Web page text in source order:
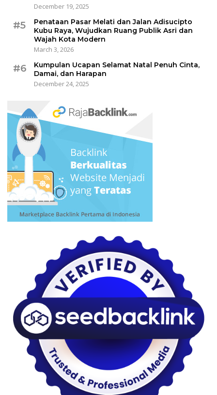
December 19, 2025
#5
Penataan Pasar Melati dan Jalan Adisucipto
Kubu Raya, Wujudkan Ruang Publik Asri dan
Wajah Kota Modern
March 3, 2026
#6
Kumpulan Ucapan Selamat Natal Penuh Cinta,
Damai, dan Harapan
December 24, 2025